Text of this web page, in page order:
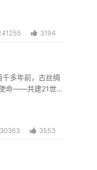
3194
多年前，古丝绸
使命——共建21世
30363 3553